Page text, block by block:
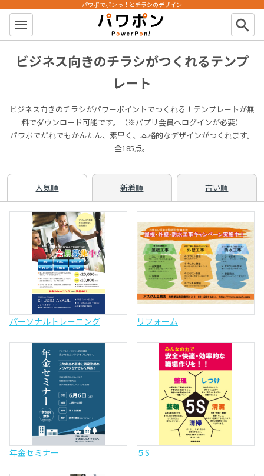
パワポン
パワポでポンっ！とチラシのデザイン
search
ビジネス向きのチラシがつくれるテンプ
レート
ビジネス向きのチラシがパワーポイントでつくれる！テンプレートが無
料でダウンロード可能です。（※パプリ会員へログインが必要）
パワポでだれでもかんたん、素早く、本格的なデザインがつくれます。
全185点。
人気順 新着順 古い順
パーソナルトレーニング リフォーム
年金セミナー ５S